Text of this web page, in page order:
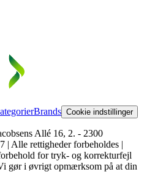
Brands Cookie indstillinger
Allé 16, 2. - 2300
| Alle rettigheder forbeholdes |
for tryk- og korrekturfejl
gør i øvrigt opmærksom på at din